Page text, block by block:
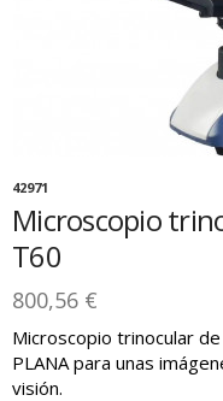
42971
Microscopio
T60
800,56 €
Microscopio trinocular
PLANA para unas
visión.